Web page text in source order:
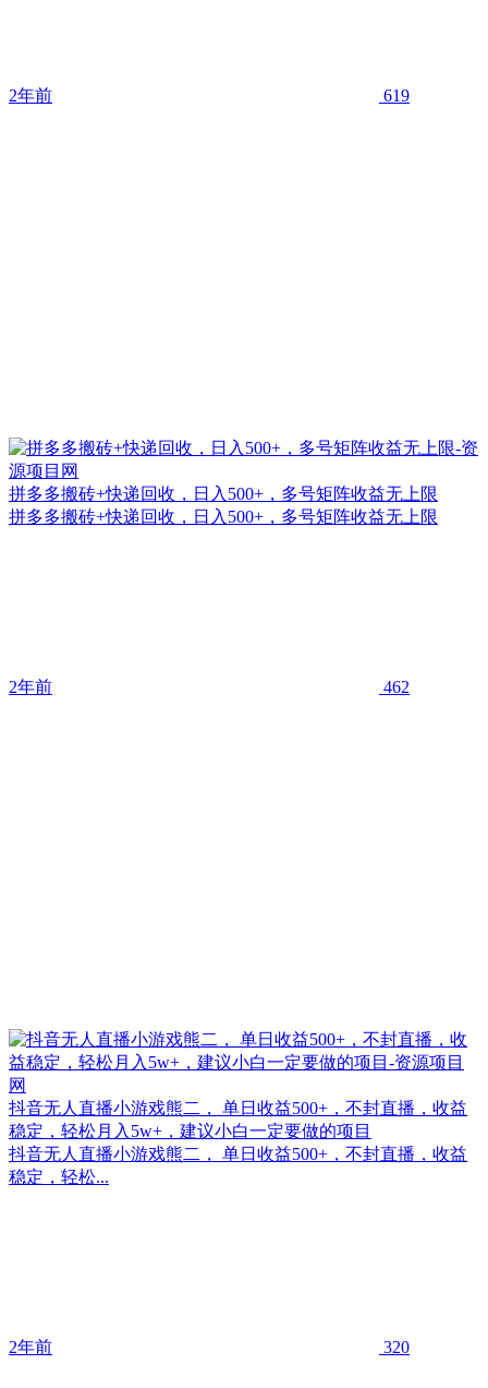
2年前 619
拼多多搬砖+快递回收，日入500+，多号矩阵收益无上限
拼多多搬砖+快递回收，日入500+，多号矩阵收益无上限
2年前 462
抖音无人直播小游戏熊二， 单日收益500+，不封直播，收益
稳定，轻松月入5w+，建议小白一定要做的项目
抖音无人直播小游戏熊二， 单日收益500+，不封直播，收益
稳定，轻松...
2年前 320